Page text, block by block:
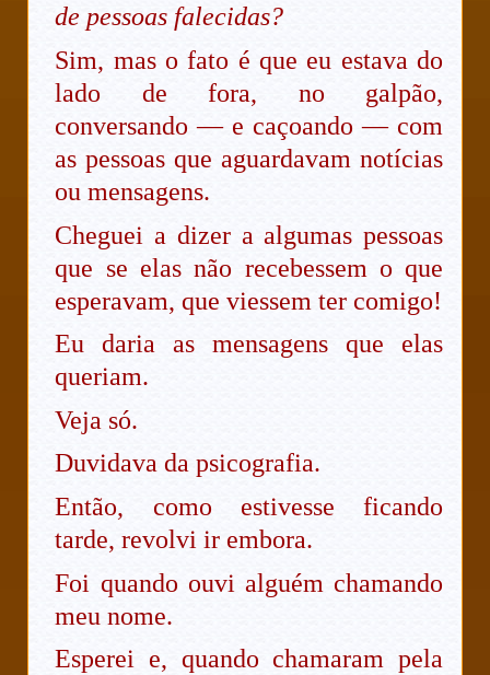
de pessoas falecidas?
Sim, mas o fato é que eu estava do
lado de fora, no galpão,
conversando — e caçoando — com
as pessoas que aguardavam notícias
ou mensagens.
Cheguei a dizer a algumas pessoas
que se elas não recebessem o que
esperavam, que viessem ter comigo!
Eu daria as mensagens que elas
queriam.
Veja só.
Duvidava da psicografia.
Então, como estivesse ficando
tarde, revolvi ir embora.
Foi quando ouvi alguém chamando
meu nome.
Esperei e, quando chamaram pela